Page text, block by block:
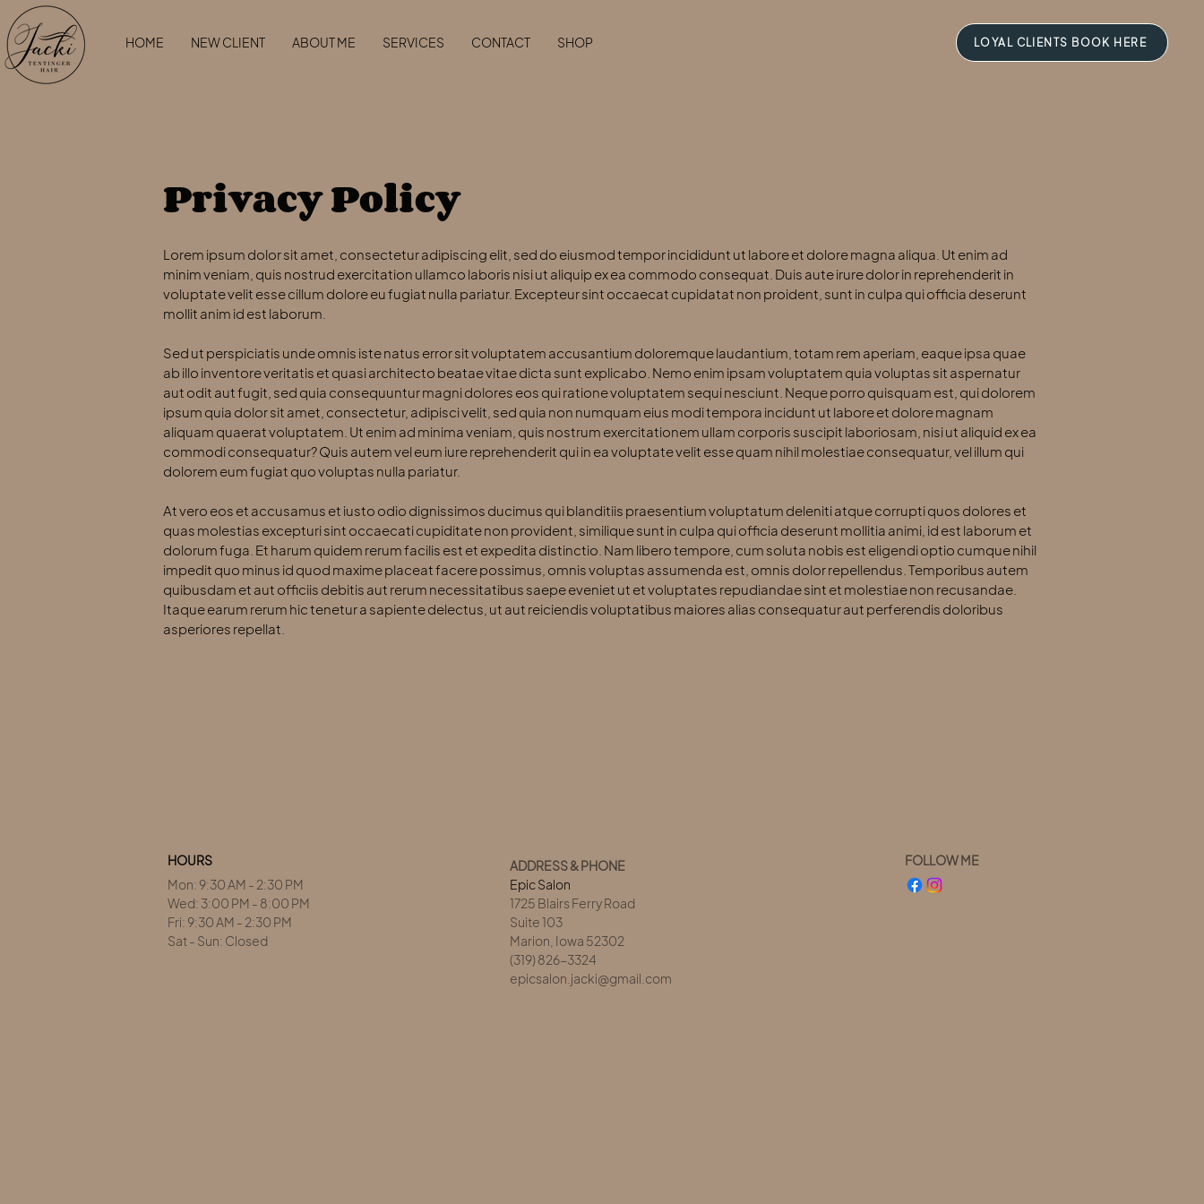
HOME NEW CLIENT ABOUT ME SERVICES CONTACT SHOP LOYAL CLIENTS BOOK HERE
Privacy Policy
Lorem ipsum dolor sit amet, consectetur adipiscing elit, sed do eiusmod tempor incididunt ut labore et dolore magna aliqua. Ut enim ad
minim veniam, quis nostrud exercitation ullamco laboris nisi ut aliquip ex ea commodo consequat. Duis aute irure dolor in reprehenderit in
voluptate velit esse cillum dolore eu fugiat nulla pariatur. Excepteur sint occaecat cupidatat non proident, sunt in culpa qui officia deserunt
mollit anim id est laborum.
Sed ut perspiciatis unde omnis iste natus error sit voluptatem accusantium doloremque laudantium, totam rem aperiam, eaque ipsa quae
ab illo inventore veritatis et quasi architecto beatae vitae dicta sunt explicabo. Nemo enim ipsam voluptatem quia voluptas sit aspernatur
aut odit aut fugit, sed quia consequuntur magni dolores eos qui ratione voluptatem sequi nesciunt. Neque porro quisquam est, qui dolorem
ipsum quia dolor sit amet, consectetur, adipisci velit, sed quia non numquam eius modi tempora incidunt ut labore et dolore magnam
aliquam quaerat voluptatem. Ut enim ad minima veniam, quis nostrum exercitationem ullam corporis suscipit laboriosam, nisi ut aliquid ex ea
commodi consequatur? Quis autem vel eum iure reprehenderit qui in ea voluptate velit esse quam nihil molestiae consequatur, vel illum qui
dolorem eum fugiat quo voluptas nulla pariatur.
At vero eos et accusamus et iusto odio dignissimos ducimus qui blanditiis praesentium voluptatum deleniti atque corrupti quos dolores et
quas molestias excepturi sint occaecati cupiditate non provident, similique sunt in culpa qui officia deserunt mollitia animi, id est laborum et
dolorum fuga. Et harum quidem rerum facilis est et expedita distinctio. Nam libero tempore, cum soluta nobis est eligendi optio cumque nihil
impedit quo minus id quod maxime placeat facere possimus, omnis voluptas assumenda est, omnis dolor repellendus. Temporibus autem
quibusdam et aut officiis debitis aut rerum necessitatibus saepe eveniet ut et voluptates repudiandae sint et molestiae non recusandae.
Itaque earum rerum hic tenetur a sapiente delectus, ut aut reiciendis voluptatibus maiores alias consequatur aut perferendis doloribus
asperiores repellat.
HOURS
Mon: 9:30 AM - 2:30 PM
Wed: 3:00 PM - 8:00 PM
Fri: 9:30 AM - 2:30 PM
Sat - Sun: Closed
ADDRESS & PHONE
Epic Salon
1725 Blairs Ferry Road
Suite 103
Marion, Iowa 52302
(319) 826-3324
epicsalon.jacki@gmail.com
FOLLOW ME